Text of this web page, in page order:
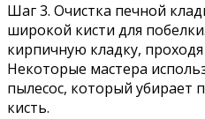
Шаг 3. Очистка печной
широкой кисти для
кирпичную кладку,
Некоторые мастера
пылесос, который убирает
кисть.